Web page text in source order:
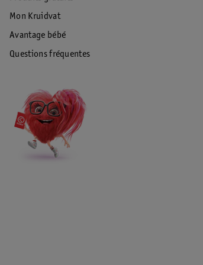
Mon Kruidvat
Avantage bébé
Questions fréquentes